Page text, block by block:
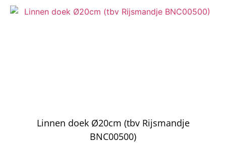
Linnen doek Ø20cm (tbv Rijsmandje
BNC00500)